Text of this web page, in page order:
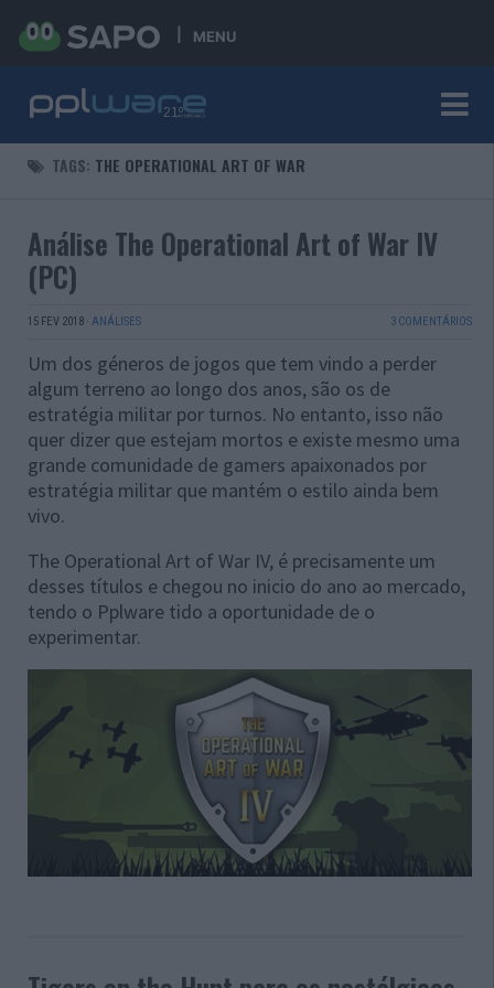
MENU
TAGS: THE OPERATIONAL ART OF WAR
Análise The Operational Art of War IV
(PC)
15 FEV 2018 · ANÁLISES 3 COMENTÁRIOS
Um dos géneros de jogos que tem vindo a perder
algum terreno ao longo dos anos, são os de
estratégia militar por turnos. No entanto, isso não
quer dizer que estejam mortos e existe mesmo uma
grande comunidade de gamers apaixonados por
estratégia militar que mantém o estilo ainda bem
vivo.
The Operational Art of War IV, é precisamente um
desses títulos e chegou no inicio do ano ao mercado,
tendo o Pplware tido a oportunidade de o
experimentar.